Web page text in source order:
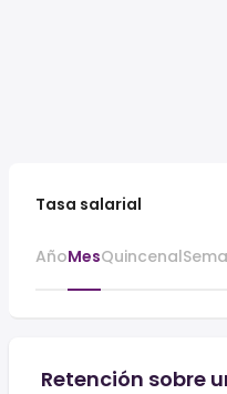
Tasa salarial
AñoMesQuincenal
Retención sobre